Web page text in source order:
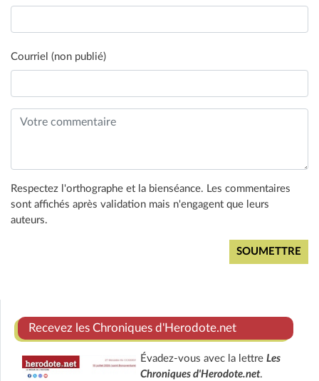
Courriel (non publié)
Respectez l'orthographe et la bienséance. Les commentaires
sont affichés après validation mais n'engagent que leurs
auteurs.
Recevez les Chroniques d'Herodote.net
Évadez-vous avec la lettre Les
Chroniques d'Herodote.net.